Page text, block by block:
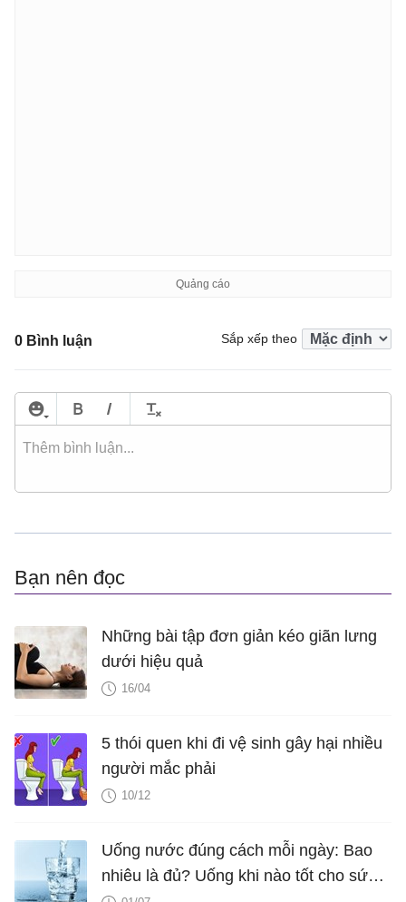
0 Bình luận Sắp xếp theo
Bạn nên đọc
Những bài tập đơn giản kéo giãn lưng
dưới hiệu quả
16/04
5 thói quen khi đi vệ sinh gây hại nhiều
người mắc phải
10/12
Uống nước đúng cách mỗi ngày: Bao
nhiêu là đủ? Uống khi nào tốt cho sức